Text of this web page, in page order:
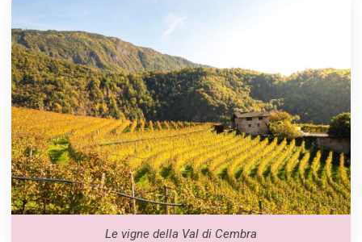
Le vigne della Val di Cembra